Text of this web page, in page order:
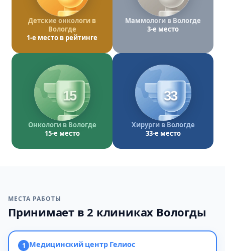
Детские онкологи в
Вологде
1-е место в рейтинге
Маммологи в Вологде
3-е место
15
Онкологи в Вологде
15-е место
33
Хирурги в Вологде
33-е место
МЕСТА РАБОТЫ
Принимает в 2 клиниках Вологды
1 Медицинский центр Гелиос